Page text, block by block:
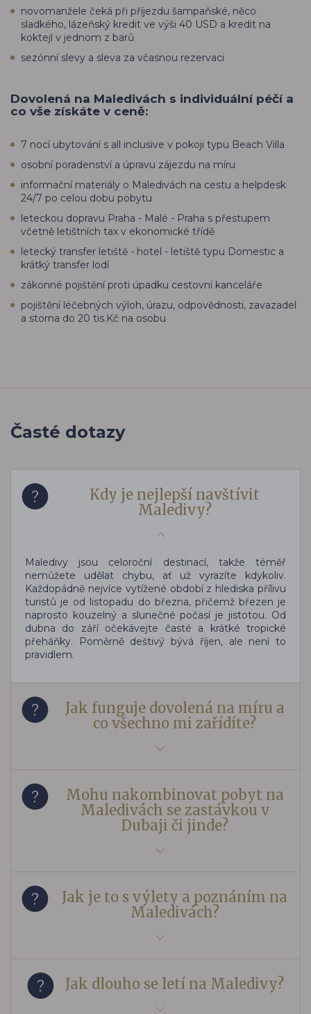
novomanžele čeká při příjezdu šampaňské, něco
sladkého, lázeňský kredit ve výši 40 USD a kredit na
koktejl v jednom z barů
sezónní slevy a sleva za včasnou rezervaci
Dovolená na Maledivách s individuální péčí a
co vše získáte v ceně:
7 nocí ubytování s all inclusive v pokoji typu Beach Villa
osobní poradenství a úpravu zájezdu na míru
informační materiály o Maledivách na cestu a helpdesk
24/7 po celou dobu pobytu
leteckou dopravu Praha - Malé - Praha s přestupem
včetně letištních tax v ekonomické třídě
letecký transfer letiště - hotel - letiště typu Domestic a
krátký transfer lodí
zákonné pojištění proti úpadku cestovní kanceláře
pojištění léčebných výloh, úrazu, odpovědnosti, zavazadel
a storna do 20 tis.Kč na osobu
Časté dotazy
Kdy je nejlepší navštívit
Maledivy?
Maledivy jsou celoroční destinací, takže téměř
nemůžete udělat chybu, ať už vyrazíte kdykoliv.
Každopádně nejvíce vytížené období z hlediska přílivu
turistů je od listopadu do března, přičemž březen je
naprosto kouzelný a slunečné počasí je jistotou. Od
dubna do září očekávejte časté a krátké tropické
přeháňky. Poměrně deštivý bývá říjen, ale není to
pravidlem.
Jak funguje dovolená na míru a
co všechno mi zařídíte?
Mohu nakombinovat pobyt na
Maledivách se zastávkou v
Dubaji či jinde?
Jak je to s výlety a poznáním na
Maledivách?
Jak dlouho se letí na Maledivy?